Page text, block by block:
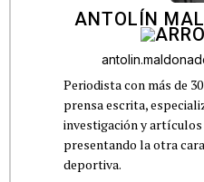
ANTOLÍN
Periodista con más de
prensa escrita,
investigación y artículos
presentando la otra
deportiva.